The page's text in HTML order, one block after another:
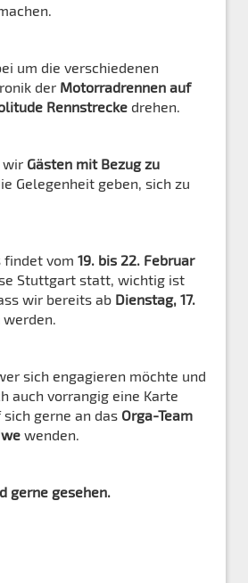
um die verschiedenen
der Motorradrennen auf
Rennstrecke drehen.
wir Gästen mit Bezug zu
Gelegenheit geben, sich zu
findet vom 19. bis 22. Februar
Stuttgart statt, wichtig ist
wir bereits ab Dienstag, 17.
werden.
sich engagieren möchte und
auch vorrangig eine Karte
gerne an das Orga-Team
wenden.
gerne gesehen.